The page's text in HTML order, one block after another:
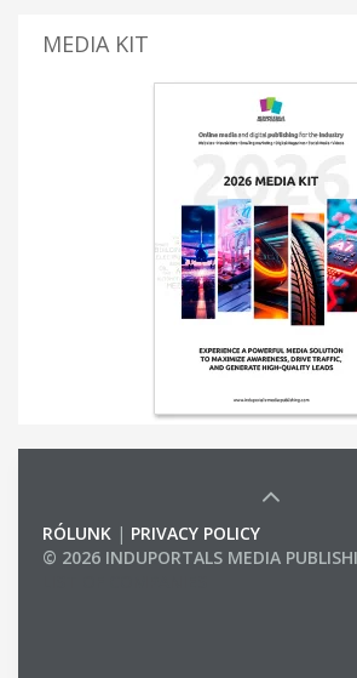
MEDIA KIT
RÓLUNK | PRIVACY POLICY
© 2026 INDUPORTALS MEDIA